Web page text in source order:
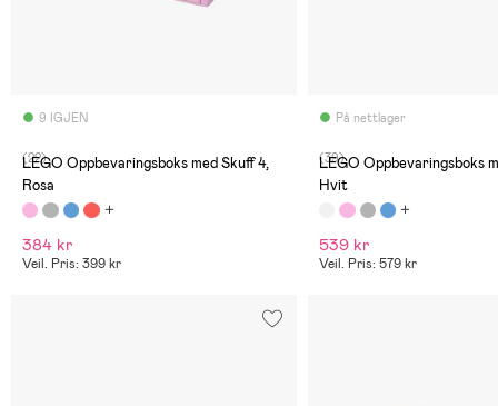
9 IGJEN
(22)
LEGO Oppbevaringsboks med Skuff 4,
Rosa
384 kr
Veil. Pris: 399 kr
På nettlager
(39)
LEGO Oppbevaringsboks
Hvit
539 kr
Veil. Pris: 579 kr